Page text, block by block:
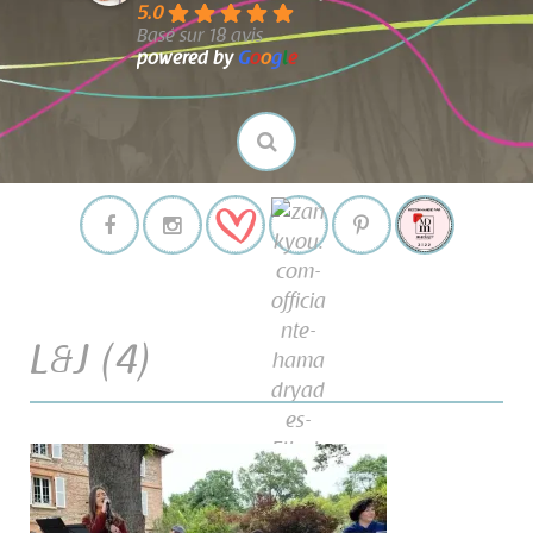
5.0
Basé sur 18 avis
powered byGoogle
L&J (4)